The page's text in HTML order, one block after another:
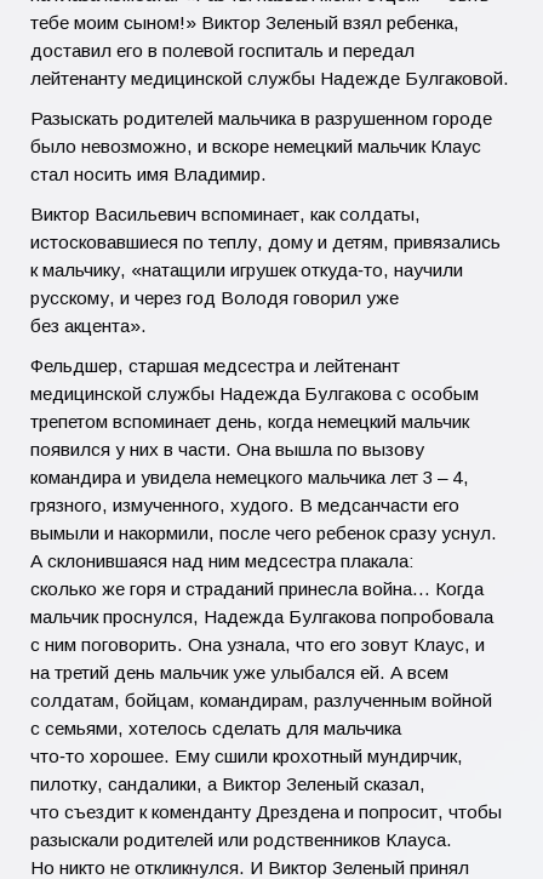
тебе моим сыном!» Виктор Зеленый взял ребенка,
доставил его в полевой госпиталь и передал
лейтенанту медицинской службы Надежде Булгаковой.
Разыскать родителей мальчика в разрушенном городе
было невозможно, и вскоре немецкий мальчик Клаус
стал носить имя Владимир.
Виктор Васильевич вспоминает, как солдаты,
истосковавшиеся по теплу, дому и детям, привязались
к мальчику, «натащили игрушек откуда‑то, научили
русскому, и через год Володя говорил уже
без акцента».
Фельдшер, старшая медсестра и лейтенант
медицинской службы Надежда Булгакова с особым
трепетом вспоминает день, когда немецкий мальчик
появился у них в части. Она вышла по вызову
командира и увидела немецкого мальчика лет 3 – 4,
грязного, измученного, худого. В медсанчасти его
вымыли и накормили, после чего ребенок сразу уснул.
А склонившаяся над ним медсестра плакала:
сколько же горя и страданий принесла война… Когда
мальчик проснулся, Надежда Булгакова попробовала
с ним поговорить. Она узнала, что его зовут Клаус, и
на третий день мальчик уже улыбался ей. А всем
солдатам, бойцам, командирам, разлученным войной
с семьями, хотелось сделать для мальчика
что‑то хорошее. Ему сшили крохотный мундирчик,
пилотку, сандалики, а Виктор Зеленый сказал,
что съездит к коменданту Дрездена и попросит, чтобы
разыскали родителей или родственников Клауса.
Но никто не откликнулся. И Виктор Зеленый принял